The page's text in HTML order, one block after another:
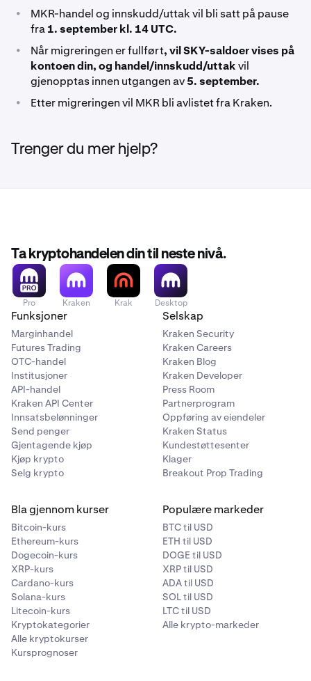
•
MKR-handel og innskudd/uttak vil bli satt på pause
fra1. september kl. 14 UTC.
• Når migreringen er fullført, vil SKY-saldoer vises på
kontoen din, og handel/innskudd/uttakvil
gjenopptas innen utgangen av5. september.
• Etter migreringen vil MKR bli avlistet fra Kraken.
Trenger du mer hjelp?
Ta kryptohandelen din til neste nivå.
Pro Kraken Krak Desktop
Funksjoner
Marginhandel
Futures Trading
OTC-handel
Institusjoner
API-handel
Kraken API Center
Innsatsbelønninger
Send penger
Gjentagende kjøp
Kjøp krypto
Selg krypto
Selskap
Kraken Security
Kraken Careers
Kraken Blog
Kraken Developer
Press Room
Partnerprogram
Oppføring av eiendeler
Kraken Status
Kundestøttesenter
Klager
Breakout Prop Trading
Bla gjennom kurser
Bitcoin-kurs
Ethereum-kurs
Dogecoin-kurs
XRP-kurs
Cardano-kurs
Solana-kurs
Litecoin-kurs
Kryptokategorier
Alle kryptokurser
Kursprognoser
Populære markeder
BTC til USD
ETH til USD
DOGE til USD
XRP til USD
ADA til USD
SOL til USD
LTC til USD
Alle krypto-markeder